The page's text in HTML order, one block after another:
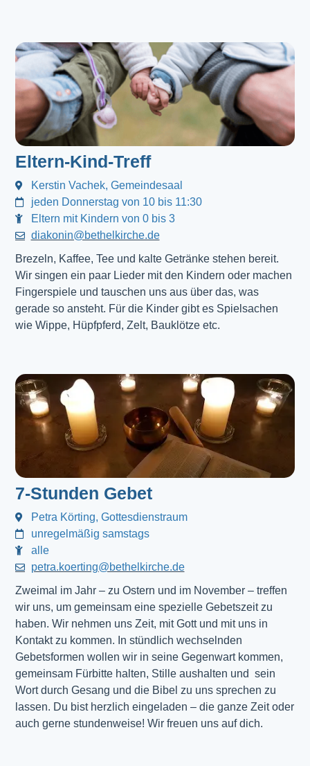
Eltern-Kind-Treff
Kerstin Vachek, Gemeindesaal
jeden Donnerstag von 10 bis 11:30
Eltern mit Kindern von 0 bis 3
diakonin@bethelkirche.de
Brezeln, Kaffee, Tee und kalte Getränke stehen bereit.
Wir singen ein paar Lieder mit den Kindern oder machen
Fingerspiele und tauschen uns aus über das, was
gerade so ansteht. Für die Kinder gibt es Spielsachen
wie Wippe, Hüpfpferd, Zelt, Bauklötze etc.
7-Stunden Gebet
Petra Körting, Gottesdienstraum
unregelmäßig samstags
alle
petra.koerting@bethelkirche.de
Zweimal im Jahr – zu Ostern und im November – treffen
wir uns, um gemeinsam eine spezielle Gebetszeit zu
haben. Wir nehmen uns Zeit, mit Gott und mit uns in
Kontakt zu kommen. In stündlich wechselnden
Gebetsformen wollen wir in seine Gegenwart kommen,
gemeinsam Fürbitte halten, Stille aushalten und sein
Wort durch Gesang und die Bibel zu uns sprechen zu
lassen. Du bist herzlich eingeladen – die ganze Zeit oder
auch gerne stundenweise! Wir freuen uns auf dich.